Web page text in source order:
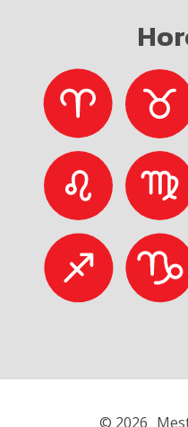
© 2026